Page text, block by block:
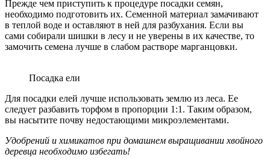
Прежде чем приступить к процедуре посадки семян,
необходимо подготовить их. Семенной материал замачивают
в теплой воде и оставляют в ней для разбухания. Если вы
сами собирали шишки в лесу и не уверены в их качестве, то
замочить семена лучше в слабом растворе марганцовки.
Посадка ели
Для посадки елей лучше использовать землю из леса. Ее
следует разбавить торфом в пропорции 1:1. Таким образом,
вы насытите почву недостающими микроэлементами.
Удобрений и химикатов при домашнем выращивании хвойного
деревца необходимо избегать!